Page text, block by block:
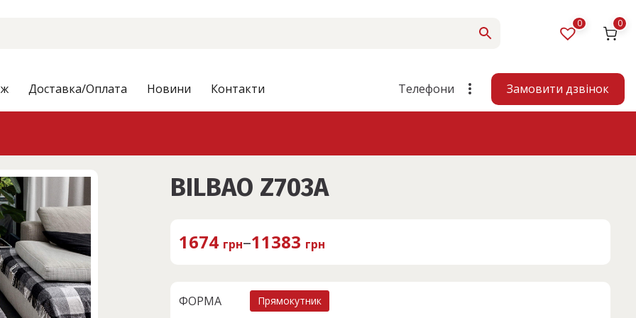
0 0
Доставка/Оплата Новини Контакти Телефони Замовити дзвінок
BILBAO Z703A
1674 грн–11383 грн
ФОРМА Прямокутник